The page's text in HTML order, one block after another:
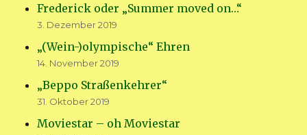
Frederick oder „Summer moved on…“
3. Dezember 2019
„(Wein-)olympische“ Ehren
14. November 2019
„Beppo Straßenkehrer“
31. Oktober 2019
Moviestar – oh Moviestar